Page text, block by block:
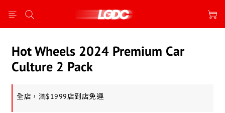
Hot Wheels 2024 Premium Car
Culture 2 Pack
全店，滿$1999店到店免運